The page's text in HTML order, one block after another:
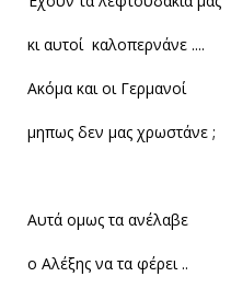
κι αυτοί καλοπερνάνε ....
Ακόμα και οι Γερμανοί
μηπως δεν μας χρωστάνε ;
Αυτά ομως τα ανέλαβε
ο Αλέξης να τα φέρει ..